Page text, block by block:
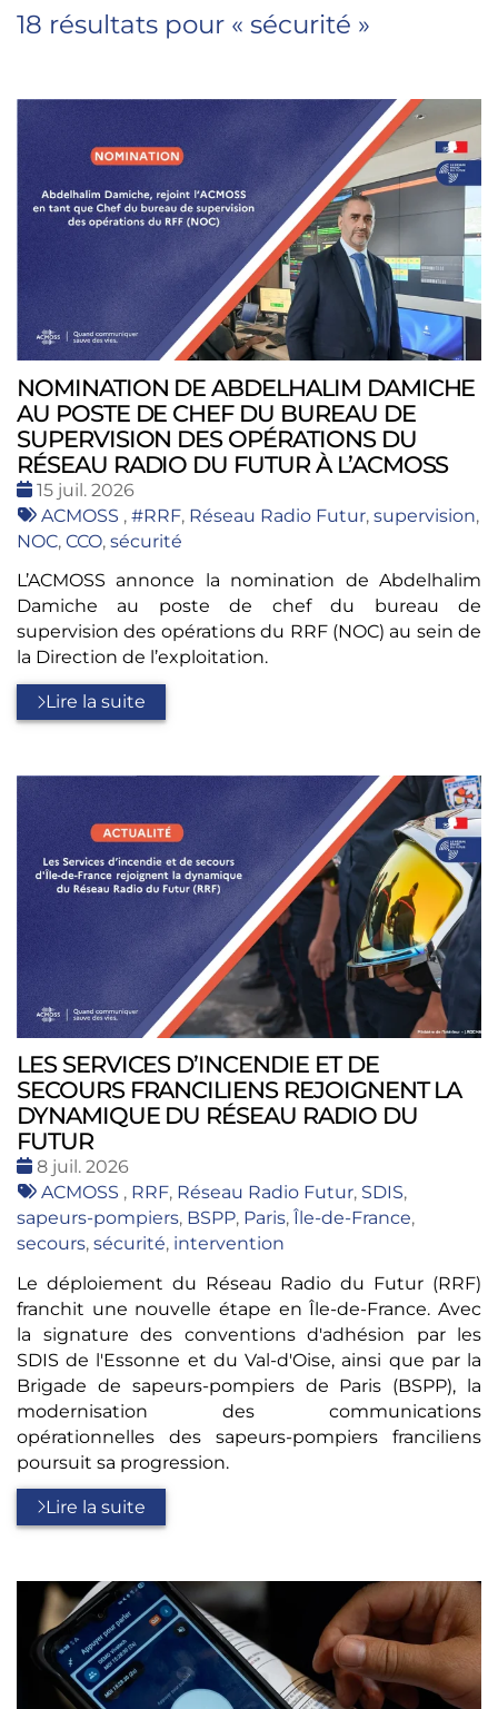
18 résultats pour « sécurité »
NOMINATION DE ABDELHALIM DAMICHE
AU POSTE DE CHEF DU BUREAU DE
SUPERVISION DES OPÉRATIONS DU
RÉSEAU RADIO DU FUTUR À L’ACMOSS
Date
:
15 juil. 2026
Tags
:
ACMOSS , #RRF, Réseau Radio Futur, supervision,
NOC, CCO, sécurité
L’ACMOSS annonce la nomination de Abdelhalim
Damiche au poste de chef du bureau de
supervision des opérations du RRF (NOC) au sein de
la Direction de l’exploitation.
Lire la suite
LES SERVICES D’INCENDIE ET DE
SECOURS FRANCILIENS REJOIGNENT LA
DYNAMIQUE DU RÉSEAU RADIO DU
FUTUR
Date
:
8 juil. 2026
Tags
:
ACMOSS , RRF, Réseau Radio Futur, SDIS,
sapeurs-pompiers, BSPP, Paris, Île-de-France,
secours, sécurité, intervention
Le déploiement du Réseau Radio du Futur (RRF)
franchit une nouvelle étape en Île-de-France. Avec
la signature des conventions d'adhésion par les
SDIS de l'Essonne et du Val-d'Oise, ainsi que par la
Brigade de sapeurs-pompiers de Paris (BSPP), la
modernisation des communications
opérationnelles des sapeurs-pompiers franciliens
poursuit sa progression.
Lire la suite